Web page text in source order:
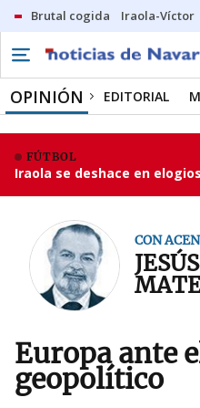
Brutal cogida Iraola-Víctor
OPINIÓN EDITORIAL
FÚTBOL
Iraola se deshace en
CON
Europa ante
geopolítico